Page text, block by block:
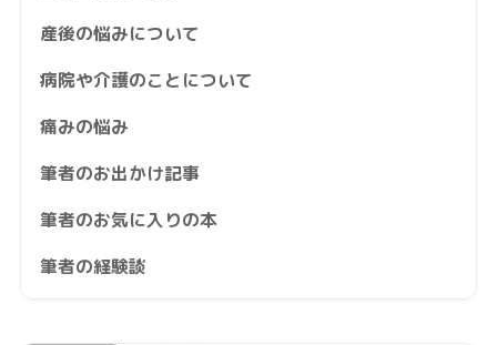
産後の悩みについて
病院や介護のことについて
痛みの悩み
筆者のお出かけ記事
筆者のお気に入りの本
筆者の経験談